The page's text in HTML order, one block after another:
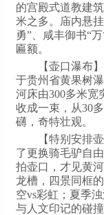
的宫殿式道教建
米之多。庙内悬
勇”、咸丰御书“
匾额。
【壶口瀑布
于贵州省黄果树
河床由300多米宽
收成一束，从30
礴，奇特壮观。
【特别安排
了更换骑毛驴自
拍壶口，才见黄
龙槽，四景同框
空vs彩虹；夏季
与人文印记的碰撞